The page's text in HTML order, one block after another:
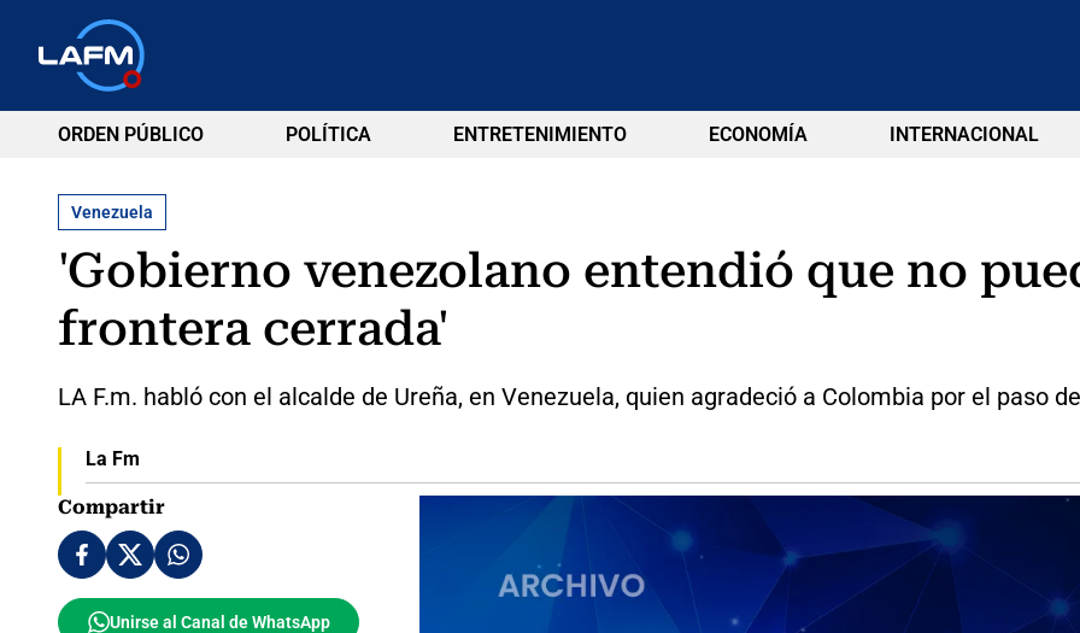
ORDEN PÚBLICO POLÍTICA ENTRETENIMIENTO ECONOMÍA INTERNACIONAL
Venezuela
'Gobierno venezolano entendió que no
frontera cerrada'
LA F.m. habló con el alcalde de Ureña, en Venezuela, quien agradeció a Colombia por el paso
La Fm
Compartir
Unirse al Canal de WhatsApp